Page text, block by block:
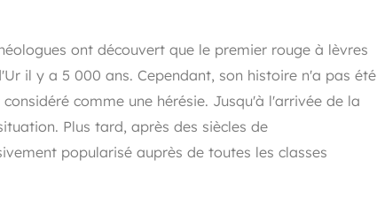
ont découvert que le premier rouge à lèvres
il y a 5 000 ans. Cependant, son histoire n'a pas été
comme une hérésie. Jusqu'à l'arrivée de la
Plus tard, après des siècles de
popularisé auprès de toutes les classes